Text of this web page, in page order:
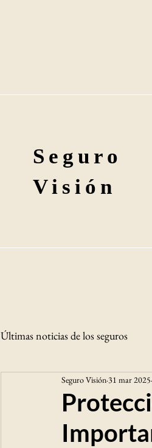
Seguro
Visión
Últimas noticias de los seguros
Seguro Visión 31 mar 2025